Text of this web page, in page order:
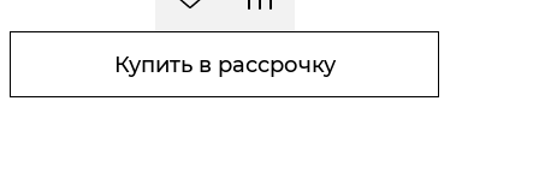
Купить в рассрочку